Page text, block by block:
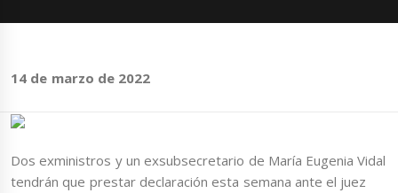
14 de marzo de 2022
Dos exministros y un exsubsecretario de María Eugenia Vidal
tendrán que prestar declaración esta semana ante el juez